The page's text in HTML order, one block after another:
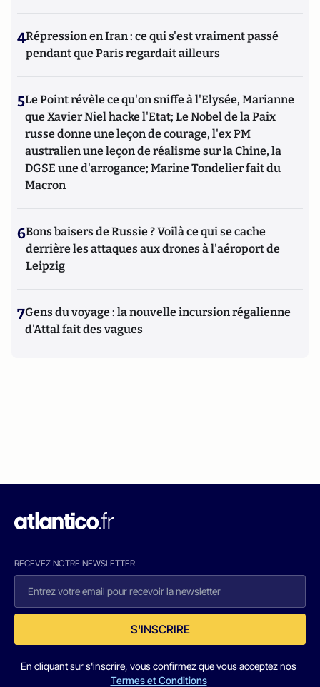
4Répression en Iran : ce qui s'est vraiment passé
pendant que Paris regardait ailleurs
5Le Point révèle ce qu'on sniffe à l'Elysée, Marianne
que Xavier Niel hacke l'Etat; Le Nobel de la Paix
russe donne une leçon de courage, l'ex PM
australien une leçon de réalisme sur la Chine, la
DGSE une d'arrogance; Marine Tondelier fait du
Macron
6Bons baisers de Russie ? Voilà ce qui se cache
derrière les attaques aux drones à l'aéroport de
Leipzig
7Gens du voyage : la nouvelle incursion régalienne
d'Attal fait des vagues
RECEVEZ NOTRE NEWSLETTER
S'INSCRIRE
En cliquant sur s'inscrire, vous confirmez que vous acceptez nos
Termes et Conditions